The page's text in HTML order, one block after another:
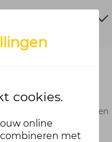
op alle onderdelen
app en webshop.
cookies.
online
met